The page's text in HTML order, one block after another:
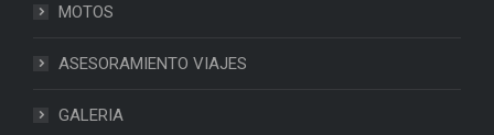
MOTOS
ASESORAMIENTO VIAJES
GALERIA